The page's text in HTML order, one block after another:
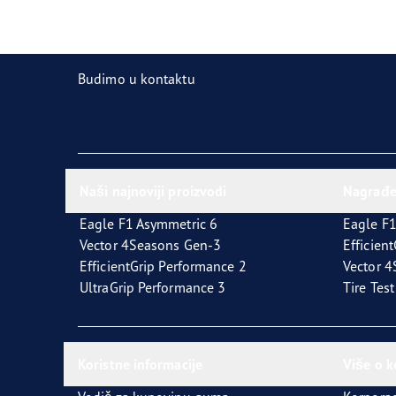
Budimo u kontaktu
Eagle F1 Asymmetric 6
Vector 4Seasons Gen-3
EfficientGrip Performance 2
UltraGrip Performance 3
Eagle
Vector
Tire